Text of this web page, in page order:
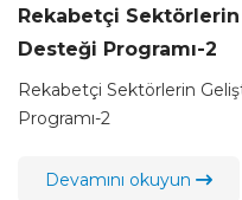
Rekabetçi
Desteği Programı-2
Rekabetçi Sektörlerin
Programı-2
Devamını okuyun